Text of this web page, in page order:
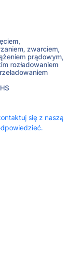
zwarciem,
prądowym,
rozładowaniem
się z naszą